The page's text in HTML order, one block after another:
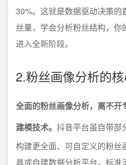
30%。这就是数据驱动决策
丝量，学会分析粉丝结构，
进入全新阶段。
2.粉丝画像分析的
全面的粉丝画像分析，离不开
建模技术。 抖音平台虽自带部
构建更全面、可自定义的粉丝
具或自建数据分析平台。标准